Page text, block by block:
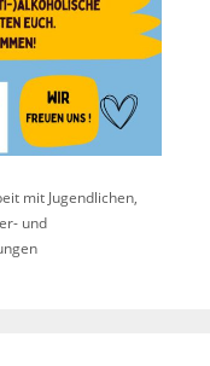
mit Jugendlichen,
und